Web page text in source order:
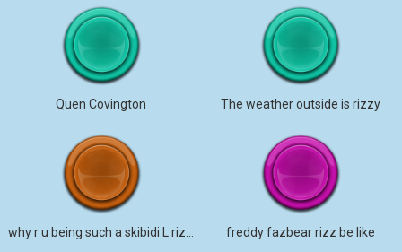
Quen Covington The weather outside is rizzy
freddy fazbear rizz be like